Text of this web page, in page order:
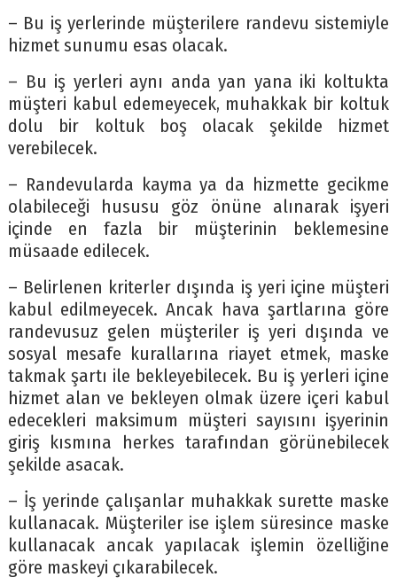
– Bu iş yerlerinde müşterilere randevu sistemiyle
hizmet sunumu esas olacak.
– Bu iş yerleri aynı anda yan yana iki koltukta
müşteri kabul edemeyecek, muhakkak bir koltuk
dolu bir koltuk boş olacak şekilde hizmet
verebilecek.
– Randevularda kayma ya da hizmette gecikme
olabileceği hususu göz önüne alınarak işyeri
içinde en fazla bir müşterinin beklemesine
müsaade edilecek.
– Belirlenen kriterler dışında iş yeri içine müşteri
kabul edilmeyecek. Ancak hava şartlarına göre
randevusuz gelen müşteriler iş yeri dışında ve
sosyal mesafe kurallarına riayet etmek, maske
takmak şartı ile bekleyebilecek. Bu iş yerleri içine
hizmet alan ve bekleyen olmak üzere içeri kabul
edecekleri maksimum müşteri sayısını işyerinin
giriş kısmına herkes tarafından görünebilecek
şekilde asacak.
– İş yerinde çalışanlar muhakkak surette maske
kullanacak. Müşteriler ise işlem süresince maske
kullanacak ancak yapılacak işlemin özelliğine
göre maskeyi çıkarabilecek.